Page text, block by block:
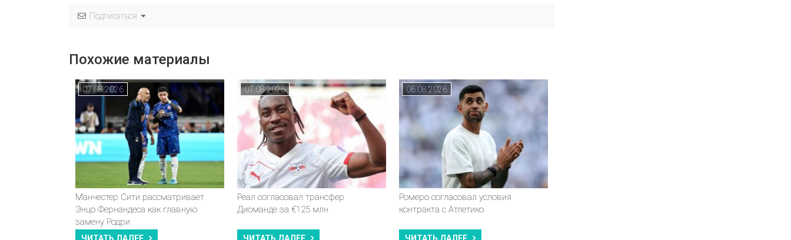
Подписаться
Похожие материалы
07.08.2026
Манчестер Сити рассматривает
Энцо Фернандеса как главную
замену Родри
07.08.2026
Реал согласовал трансфер
Диоманде за €125 млн
06.08.2026
Ромеро согласовал условия
контракта с Атлетико